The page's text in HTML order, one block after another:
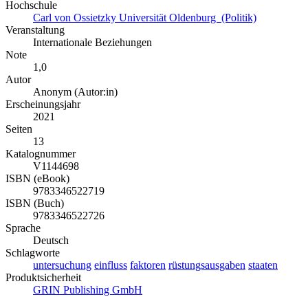
Hochschule
Carl von Ossietzky Universität Oldenburg (Politik)
Veranstaltung
Internationale Beziehungen
Note
1,0
Autor
Anonym (Autor:in)
Erscheinungsjahr
2021
Seiten
13
Katalognummer
V1144698
ISBN (eBook)
9783346522719
ISBN (Buch)
9783346522726
Sprache
Deutsch
Schlagworte
untersuchung einfluss faktoren rüstungsausgaben staaten
Produktsicherheit
GRIN Publishing GmbH